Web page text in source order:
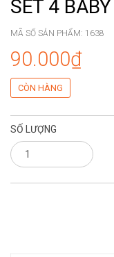
SET 4 BABY
MÃ SỐ SẢN PHẨM: 1638
90.000₫
CÒN HÀNG
SỐ LƯỢNG